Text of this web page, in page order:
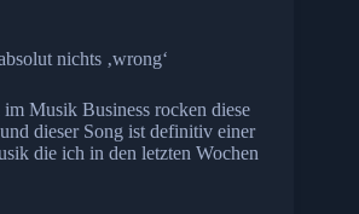
nichts ‚wrong‘
Musik Business rocken diese
dieser Song ist definitiv einer
die ich in den letzten Wochen